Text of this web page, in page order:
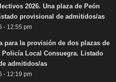
2026. Una plaza de Peón
provisional de admitidos/as
- 12:55 pm
para la provisión de dos plazas de
Policía Local Consuegra. Listado
admitidos/as
- 12:19 pm